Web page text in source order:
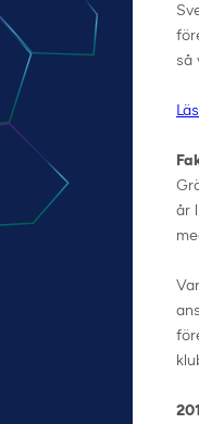
så
år